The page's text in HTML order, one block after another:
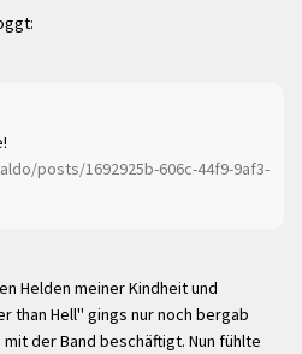
posts/1692925b-606c-44f9-9af3-
Helden meiner Kindheit und
than Hell" gings nur noch bergab
der Band beschäftigt. Nun fühlte